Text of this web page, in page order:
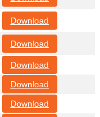
Download
Download
Download
Download
Download